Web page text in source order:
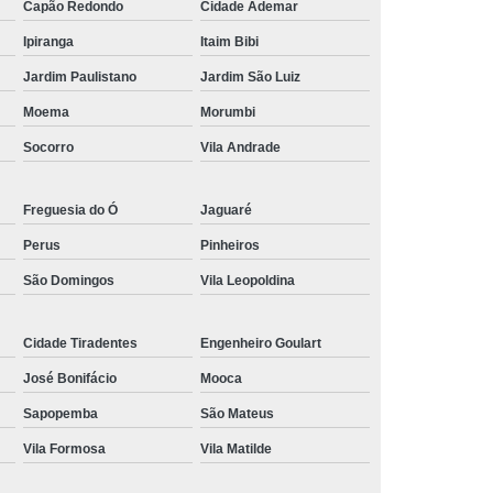
de Rolo Simples Dupla e Tripla
de Corrente de Rolo Asa
de Corrente de Rolo Asa 40
de Rolo com Pino Saliente
de Corrente de Rolo Dupla
Corrente de Rolo Norma Asa
Corrente de Rolo Norma Din
Corrente de Rolo Passo Longo
Rolo Tripla
Fornecedor de Correntes
Correntes e Engrenagens
Fornecedor de Engrenagem de Aço
de Alta Velocidade
Capão Redondo Cidade Ademar
Ipiranga Itaim Bibi
Jardim Paulistano Jardim São Luiz
Moema Morumbi
Socorro Vila Andrade
Freguesia do Ó Jaguaré
Perus Pinheiros
São Domingos Vila Leopoldina
Cidade Tiradentes Engenheiro Goulart
José Bonifácio Mooca
Sapopemba São Mateus
Vila Formosa Vila Matilde